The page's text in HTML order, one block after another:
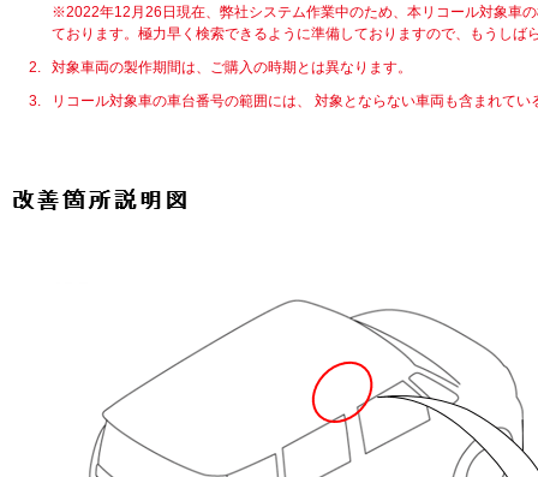
※2022年12月26日現在、弊社システム作業中のため、本リコール対象車
ております。極力早く検索できるように準備しておりますので、もうしば
2.
対象車両の製作期間は、ご購入の時期とは異なります。
3.
リコール対象車の車台番号の範囲には、 対象とならない車両も含まれてい